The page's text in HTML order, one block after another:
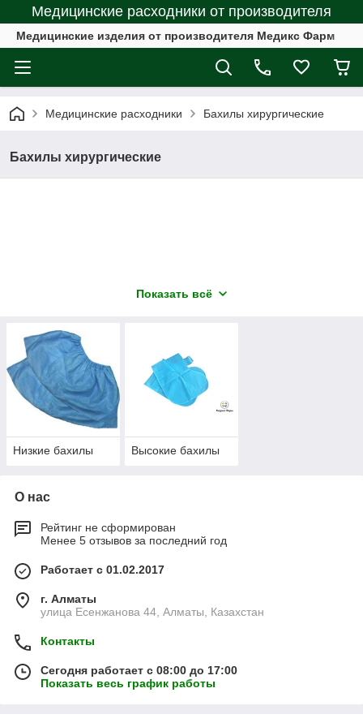
Медицинские расходники от производителя
Медицинские изделия от производителя Медикс Фарм
Медицинские расходники Бахилы хирургические
Бахилы хирургические
Показать всё
Низкие бахилы Высокие бахилы
О нас
Рейтинг не сформирован
Менее 5 отзывов за последний год
Работает с 01.02.2017
г. Алматы
улица Есенжанова 44, Алматы, Казахстан
Контакты
Сегодня работает с 08:00 до 17:00
Показать весь график работы